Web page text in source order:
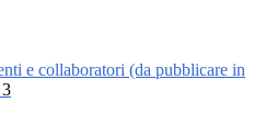
e collaboratori (da pubblicare in
3